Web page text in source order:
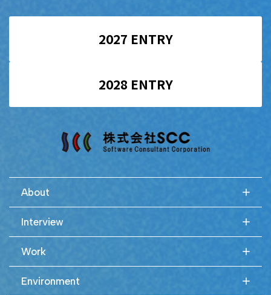
2027 ENTRY
2028 ENTRY
About
Interview
Work
Environment